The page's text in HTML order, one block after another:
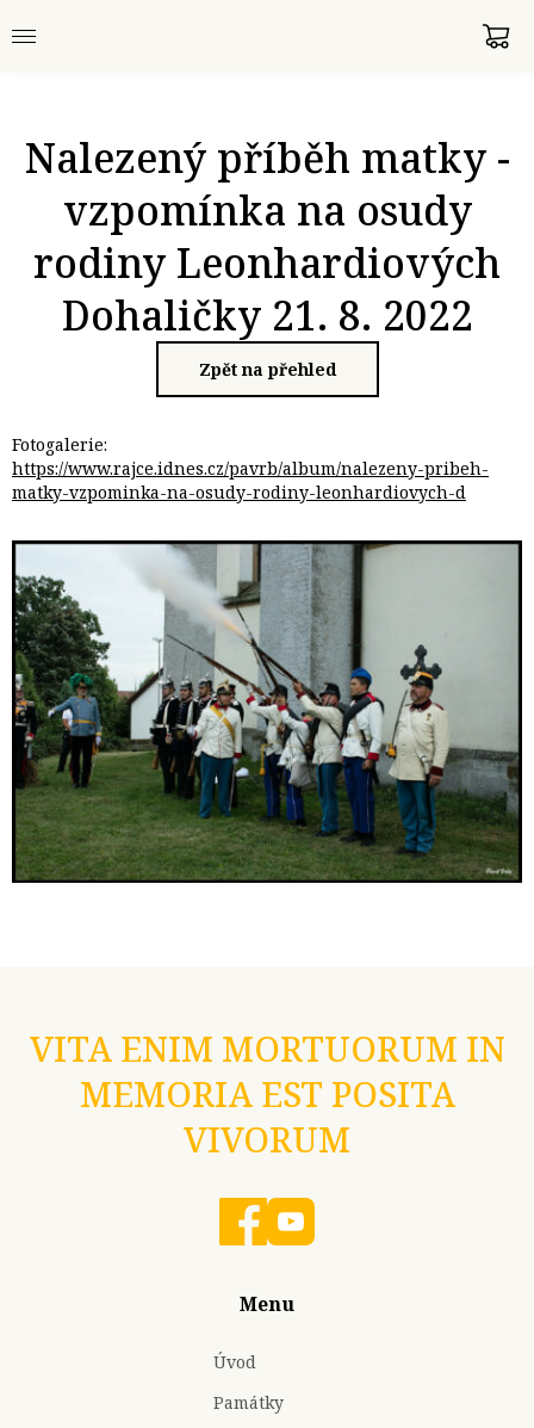
Zpět na přehled
Nalezený příběh matky -
vzpomínka na osudy
rodiny Leonhardiových
Dohaličky 21. 8. 2022
Fotogalerie:
https://www.rajce.idnes.cz/pavrb/album/nalezeny-pribeh-
matky-vzpominka-na-osudy-rodiny-leonhardiovych-d
VITA ENIM MORTUORUM IN
MEMORIA EST POSITA
VIVORUM
Menu
Úvod
Památky